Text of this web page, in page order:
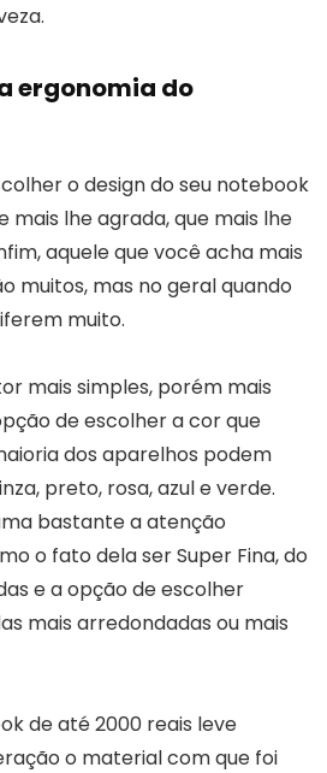
ergonomia do
o design do seu notebook
mais lhe agrada, que mais lhe
aquele que você acha mais
muitos, mas no geral quando
muito.
mais simples, porém mais
de escolher a cor que
dos aparelhos podem
preto, rosa, azul e verde.
bastante a atenção
o fato dela ser Super Fina, do
e a opção de escolher
mais arredondadas ou mais
de até 2000 reais leve
o material com que foi